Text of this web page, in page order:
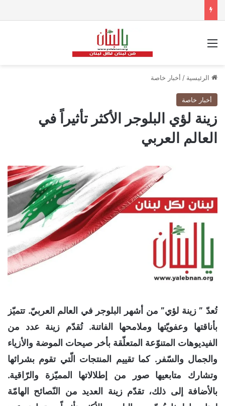
القائمة
الرئيسية / أخبار خاصة
أخبار خاصة
زينة لؤي البلوجر الأكثر تأثيراً في
العالم العربي
تُعدّ ”زينة لؤي” من أشهر البلوجر في العالم العربيّ. تتميّز
بأناقتها وعفويّتها وملامحها الفاتنة. تُقدّم زينة عدد من
الفيديوهات المتنوّعة المتعلّقة بأخر صيحات الموضة والأزياء
والجمال والسّفر. كما تقييم المنتجات الّتي تقوم بشرائها
وتشارك متابعيها صور من إطلالاتها المميّزة والرّاقية.
بالأضافة إلى ذلك، تقدّم زينة العديد من النّصائح الهامّة